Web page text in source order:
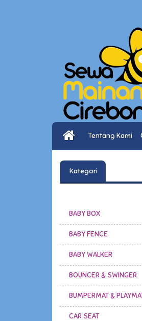
Tentang Kami
Kategori
BABY BOX
BABY FENCE
BABY WALKER
BOUNCER & SWINGER
BUMPERMAT &
CAR SEAT